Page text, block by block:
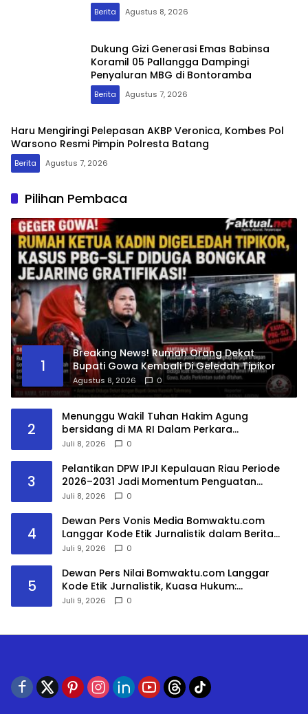
Berita Agustus 8, 2026
Dukung Gizi Generasi Emas Babinsa
Koramil 05 Pallangga Dampingi
Penyaluran MBG di Bontoramba
Berita Agustus 7, 2026
Haru Mengiringi Pelepasan AKBP Veronica, Kombes Pol
Warsono Resmi Pimpin Polresta Batang
Berita Agustus 7, 2026
Pilihan Pembaca
1
Breaking News! Rumah Orang Dekat
Bupati Gowa Kembali Di Geledah Tipikor
Agustus 8, 2026 0
2
Menunggu Wakil Tuhan Hakim Agung
bersidang di MA RI Dalam Perkara
No.10/PDT.G/2025 dan Kasasi
Juli 8, 2026 0
3
Pelantikan DPW IPJI Kepulauan Riau Periode
2026–2031 Jadi Momentum Penguatan
Profesionalisme dan Literasi Bangsa
Juli 8, 2026 0
4
Dewan Pers Vonis Media Bomwaktu.com
Langgar Kode Etik Jurnalistik dalam Berita
DPRD Gowa
Juli 9, 2026 0
5
Dewan Pers Nilai Bomwaktu.com Langgar
Kode Etik Jurnalistik, Kuasa Hukum:
Pemberitaan Menghakimi Tanpa Verifikasi Tak
Juli 9, 2026 0